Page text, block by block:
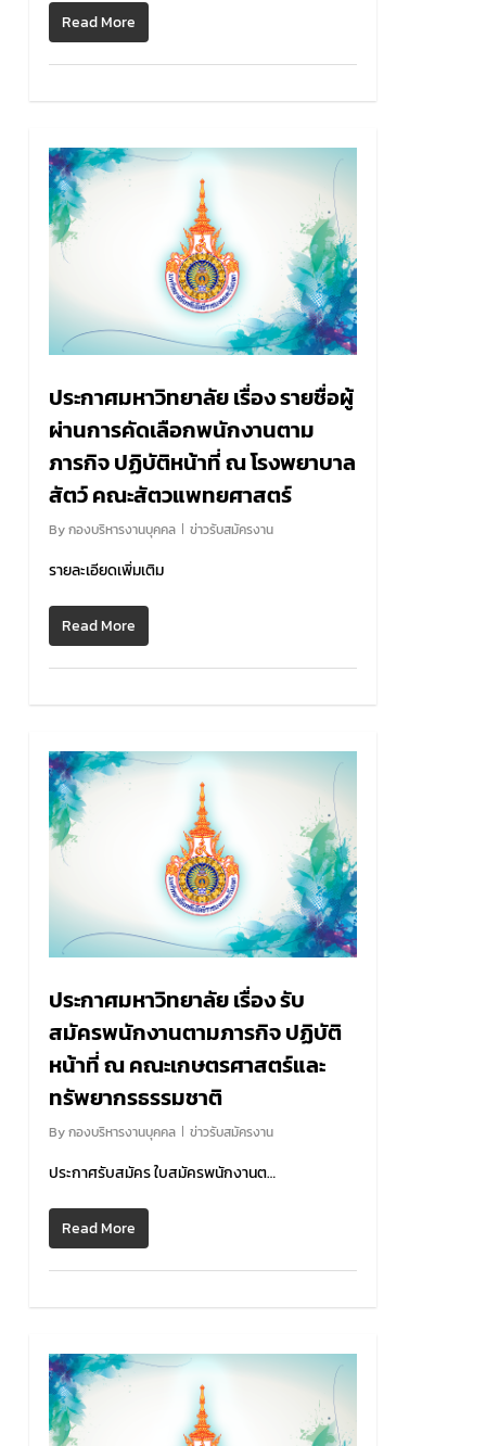
Read More
ประกาศมหาวิทยาลัย เรื่อง รายชื่อผู้
ผ่านการคัดเลือกพนักงานตาม
ภารกิจ ปฏิบัติหน้าที่ ณ โรงพยาบาล
สัตว์ คณะสัตวแพทยศาสตร์
Byกองบริหารงานบุคคล ข่าวรับสมัครงาน
รายละเอียดเพิ่มเติม
Read More
0
ประกาศมหาวิทยาลัย เรื่อง รับ
สมัครพนักงานตามภารกิจ ปฏิบัติ
หน้าที่ ณ คณะเกษตรศาสตร์และ
ทรัพยากรธรรมชาติ
Byกองบริหารงานบุคคล ข่าวรับสมัครงาน
ประกาศรับสมัคร ใบสมัครพนักงานต…
Read More
0
0